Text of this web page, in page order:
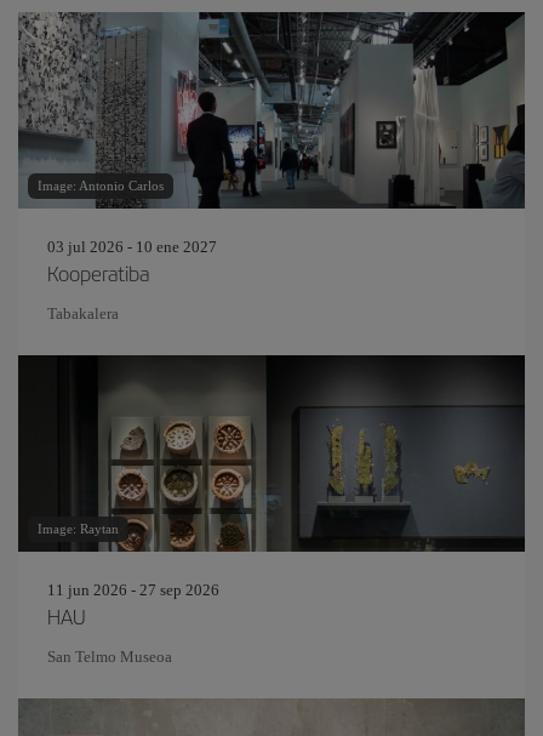
Image: Antonio Carlos
03 jul 2026 - 10 ene 2027
Kooperatiba
Tabakalera
Image: Raytan
11 jun 2026 - 27 sep 2026
HAU
San Telmo Museoa